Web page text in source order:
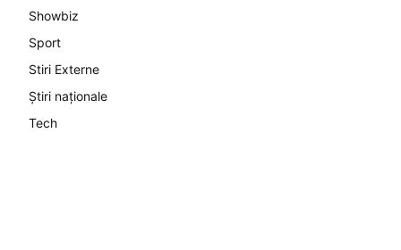
Showbiz
Sport
Stiri Externe
Știri naționale
Tech